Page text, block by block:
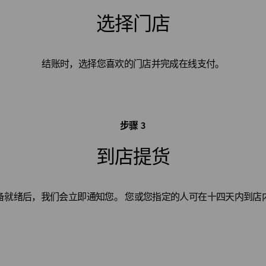
选择门店
结账时，选择您喜欢的门店并完成在线支付。
步骤 3
到店提货
就绪后，我们会立即通知您。 您或您指定的人可在十四天内到店